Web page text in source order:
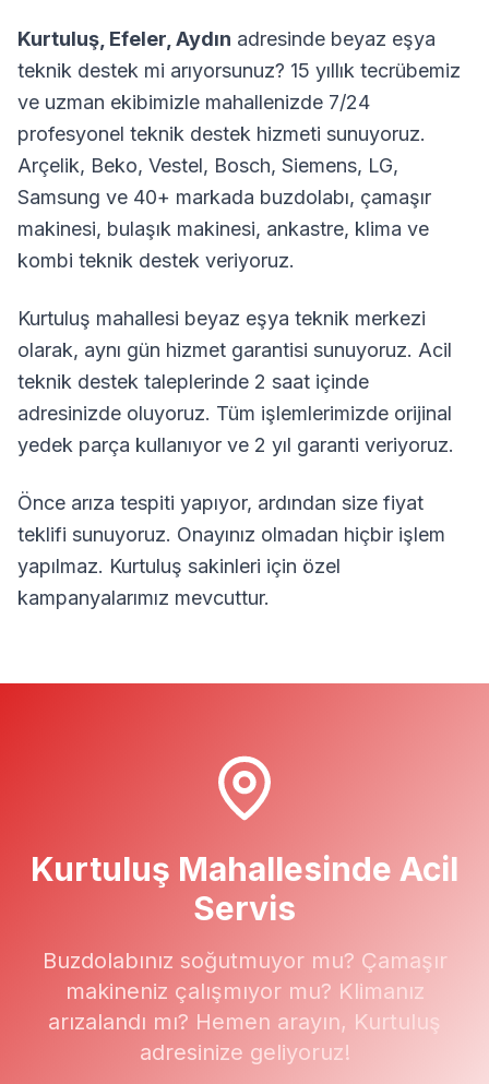
Kurtuluş Efeler Aydın adresinde beyaz eşya
teknik destek mi arıyorsunuz? 15 yıllık tecrübemiz
ve uzman ekibimizle mahallenizde 7/24
profesyonel teknik destek hizmeti sunuyoruz.
Arçelik, Beko, Vestel, Bosch, Siemens, LG,
Samsung ve 40+ markada buzdolabı, çamaşır
makinesi, bulaşık makinesi, ankastre, klima ve
kombi teknik destek veriyoruz.
Kurtuluş mahallesi beyaz eşya teknik merkezi
olarak, aynı gün hizmet garantisi sunuyoruz. Acil
teknik destek taleplerinde 2 saat içinde
adresinizde oluyoruz. Tüm işlemlerimizde orijinal
yedek parça kullanıyor ve 2 yıl garanti veriyoruz.
Önce arıza tespiti yapıyor, ardından size fiyat
teklifi sunuyoruz. Onayınız olmadan hiçbir işlem
yapılmaz. Kurtuluş sakinleri için özel
kampanyalarımız mevcuttur.
Kurtuluş Mahallesinde Acil
Servis
Buzdolabınız soğutmuyor mu? Çamaşır
makineniz çalışmıyor mu? Klimanız
arızalandı mı? Hemen arayın, Kurtuluş
adresinize geliyoruz!